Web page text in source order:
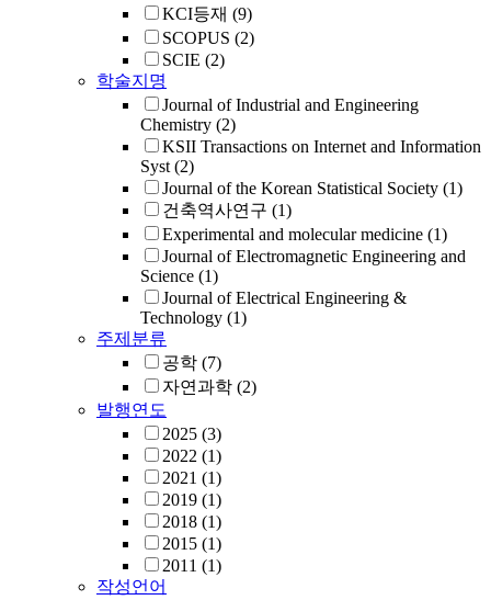
KCI등재 (9)
SCOPUS (2)
SCIE (2)
학술지명
Journal of Industrial and Engineering
Chemistry (2)
KSII Transactions on Internet and Information
Syst (2)
Journal of the Korean Statistical Society (1)
건축역사연구 (1)
Experimental and molecular medicine (1)
Journal of Electromagnetic Engineering and
Science (1)
Journal of Electrical Engineering &
Technology (1)
주제분류
공학 (7)
자연과학 (2)
발행연도
2025 (3)
2022 (1)
2021 (1)
2019 (1)
2018 (1)
2015 (1)
2011 (1)
작성언어